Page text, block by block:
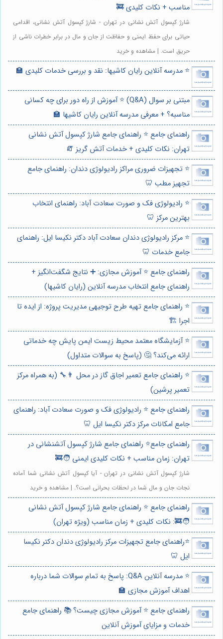
مناسب + نکات کلیدی 🚒
شارژ کپسول آتش نشانی در تهران - شارژ کپسول آتش نشانی، اقدامی
حیاتی برای حفظ ایمنی و حفاظت از جان و مال در برابر خطرات ناشی از
حریق است. | مشاهده و خرید
⭐️ مدرسه آنلاین رایان کاشیها: نقد و بررسی خدمات کلیدی 🏫
مبتنی بر سوال (Q&A) ⭐️ آموزش از راه دور برای چه کسانی
مناسبه؟ + معرفی مدرسه آنلاین رایان کاشیها 🏫
راهنمای جامع ⭐️ راهنمای جامع شارژ کپسول آتش نشانی
تهران: نکات کلیدی + خدمات آتش گریز 🧯
⭐️ تجهیزات ضروری مراکز رادیولوژی دندان: راهنمای جامع
تجهیز مطب 🦷
⭐️ رادیولوژی فک و صورت سعادت آباد: راهنمای انتخاب
بهترین مرکز 🦷
⭐️ مرکز رادیولوژی دندان سعادت آباد دکتر نکیسا ایل: راهنمای
جامع خدمات 🦷
راهنمای جامع ⭐️ آموزش مجازی: ➕ نتایج شگفت‌انگیز +
راهنمای جامع انتخاب مدرسه آنلاین (رایان کاشیها)
⭐️ راهنمای جامع تهیه طرح توجیهی مدیریت پروژه: از ایده تا
اجرا 🏗️
⭐️ آزمایشگاه معتمد محیط زیست ایمن پایش چه خدماتی
ارائه می‌کند؟ 🤔 (پاسخ به سوالات متداول)
⭐️ راهنمای جامع تعمیر اجاق گاز در محل 👨‍🔧 (به همراه مرکز
تعمیر پرشین)
راهنمای جامع ⭐️ رادیولوژی فک و صورت سعادت آباد: راهنمای
جامع امکانات مرکز دکتر نکیسا ایل 🦷
راهنمای جامع⭐️ راهنمای جامع شارژ کپسول آتشنشانی در
تهران: زمان مناسب + نکات کلیدی ایمنی 🧑‍🚒
شارژ کپسول آتش نشانی در تهران - آیا کپسول آتش نشانی شما آماده
نجات جان و مال شما در لحظات بحرانی است؟. | مشاهده و خرید
راهنمای جامع ⭐️ راهنمای جامع شارژ کپسول آتش نشانی
🧑‍🚒: نکات کلیدی + زمان مناسب (ویژه تهران)
⭐️راهنمای جامع تجهیزات مرکز رادیولوژی دندان دکتر نکیسا
ایل 🦷
⭐️ مدرسه آنلاین Q&A: پاسخ به تمام سوالات شما درباره
اهداف آموزش مجازی 🏫
راهنمای جامع ⭐️ آموزش مجازی چیست؟ 📚 راهنمای جامع
خدمات و مزایای آموزش آنلاین